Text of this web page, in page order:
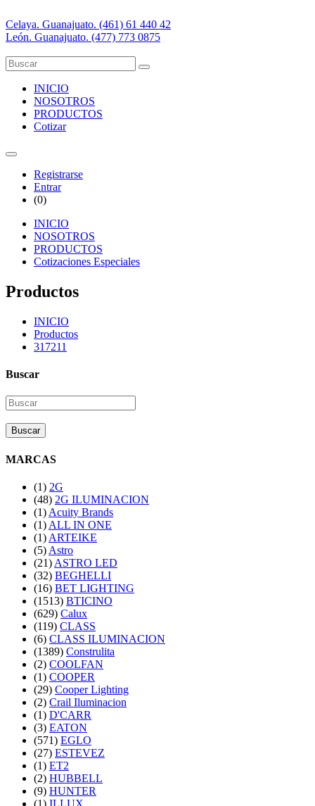
Celaya. Guanajuato. (461) 61 440 42
León. Guanajuato. (477) 773 0875
INICIO
NOSOTROS
PRODUCTOS
Cotizar
Registrarse
Entrar
(0)
INICIO
NOSOTROS
PRODUCTOS
Cotizaciones Especiales
Productos
INICIO
Productos
317211
Buscar
Buscar
MARCAS
(1) 2G
(48) 2G ILUMINACION
(1) Acuity Brands
(1) ALL IN ONE
(1) ARTEIKE
(5) Astro
(21) ASTRO LED
(32) BEGHELLI
(16) BET LIGHTING
(1513) BTICINO
(629) Calux
(119) CLASS
(6) CLASS ILUMINACION
(1389) Construlita
(2) COOLFAN
(1) COOPER
(29) Cooper Lighting
(2) Crail Iluminacion
(1) D'CARR
(3) EATON
(571) EGLO
(27) ESTEVEZ
(1) ET2
(2) HUBBELL
(9) HUNTER
(1) ILLUX